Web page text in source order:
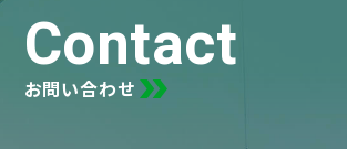
Contact
お問い合わせ